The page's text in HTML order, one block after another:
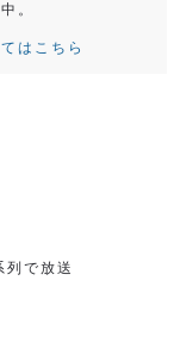
。
はこちら
で放送